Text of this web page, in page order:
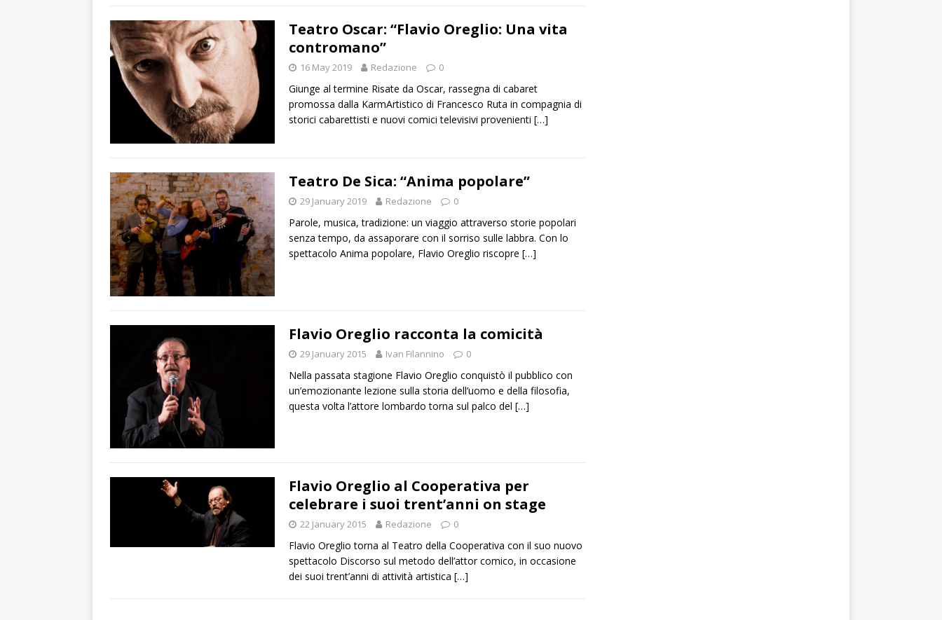
Teatro Oscar: “Flavio Oreglio: Una vita
contromano”
16 May 2019 Redazione 0
Giunge al termine Risate da Oscar, rassegna di cabaret
promossa dalla KarmArtistico di Francesco Ruta in compagnia di
storici cabarettisti e nuovi comici televisivi provenienti […]
Teatro De Sica: “Anima popolare”
29 January 2019 Redazione 0
Parole, musica, tradizione: un viaggio attraverso storie popolari
senza tempo, da assaporare con il sorriso sulle labbra. Con lo
spettacolo Anima popolare, Flavio Oreglio riscopre […]
Flavio Oreglio racconta la comicità
29 January 2015 Ivan Filannino 0
Nella passata stagione Flavio Oreglio conquistò il pubblico con
un’emozionante lezione sulla storia dell’uomo e della filosofia,
questa volta l’attore lombardo torna sul palco del […]
Flavio Oreglio al Cooperativa per
celebrare i suoi trent’anni on stage
22 January 2015 Redazione 0
Flavio Oreglio torna al Teatro della Cooperativa con il suo nuovo
spettacolo Discorso sul metodo dell’attor comico, in occasione
dei suoi trent’anni di attività artistica […]